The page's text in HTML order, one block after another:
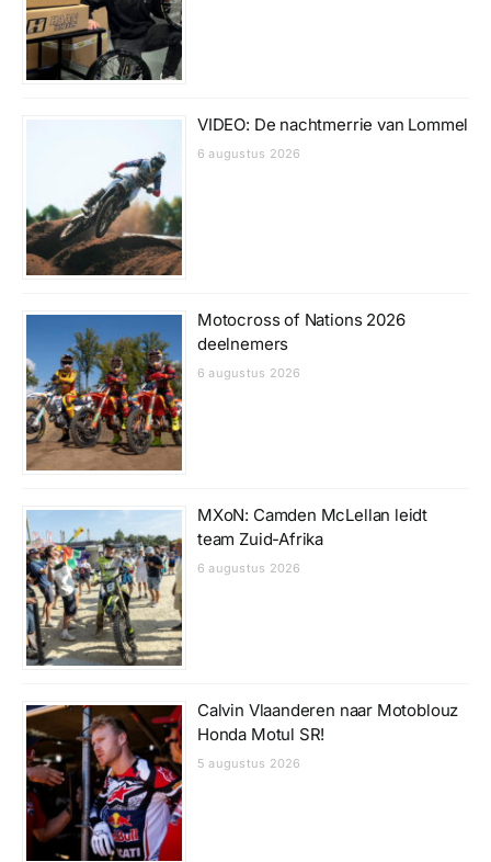
VIDEO: De nachtmerrie van Lommel
6 augustus 2026
Motocross of Nations 2026
deelnemers
6 augustus 2026
MXoN: Camden McLellan leidt
team Zuid-Afrika
6 augustus 2026
Calvin Vlaanderen naar Motoblouz
Honda Motul SR!
5 augustus 2026